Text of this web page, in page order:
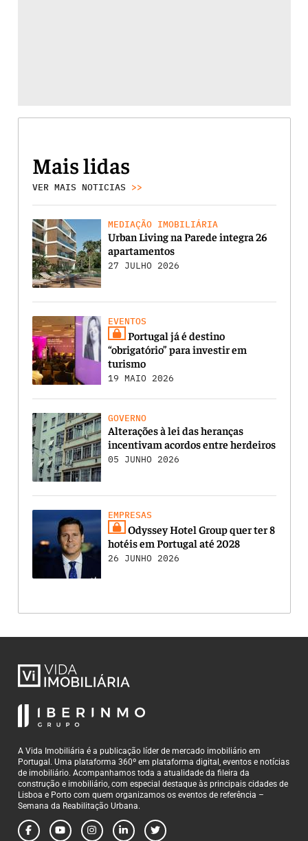
Mais lidas
VER MAIS NOTICIAS >>
MEDIAÇÃO IMOBILIÁRIA
Urban Living na Parede integra 26
apartamentos
27 JULHO 2026
EVENTOS
Portugal já é destino
“obrigatório” para investir em
turismo
19 MAIO 2026
GOVERNO
Alterações à lei das heranças
incentivam acordos entre herdeiros
05 JUNHO 2026
EMPRESAS
Odyssey Hotel Group quer ter 8
hotéis em Portugal até 2028
26 JUNHO 2026
A Vida Imobiliária é a publicação líder de mercado imobiliário em
Portugal. Uma plataforma 360º em plataforma digital, eventos e notícias
de imobiliário. Acompanhamos toda a atualidade da fileira da
construção e imobiliário, com especial destaque às principais cidades de
Lisboa e Porto com quem organizamos os eventos de referência –
Semana da Reabilitação Urbana.